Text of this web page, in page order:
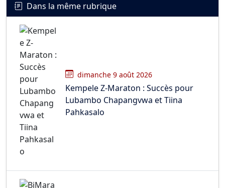
Dans la même rubrique
dimanche 9 août 2026
Kempele Z-Maraton : Succès pour
Lubambo Chapangvwa et Tiina
Pahkasalo